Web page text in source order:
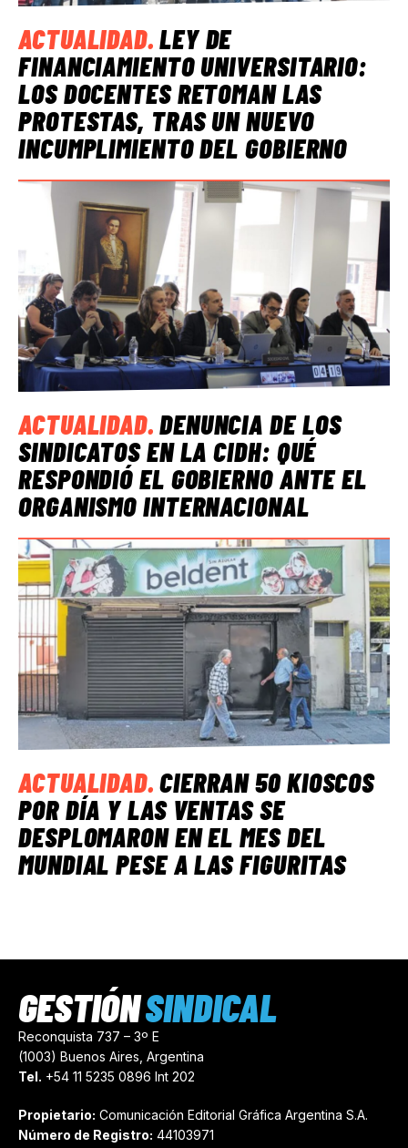
ACTUALIDAD.LEY DE
FINANCIAMIENTO UNIVERSITARIO:
LOS DOCENTES RETOMAN LAS
PROTESTAS, TRAS UN NUEVO
INCUMPLIMIENTO DEL GOBIERNO
ACTUALIDAD.DENUNCIA DE LOS
SINDICATOS EN LA CIDH: QUÉ
RESPONDIÓ EL GOBIERNO ANTE EL
ORGANISMO INTERNACIONAL
ACTUALIDAD.CIERRAN 50 KIOSCOS
POR DÍA Y LAS VENTAS SE
DESPLOMARON EN EL MES DEL
MUNDIAL PESE A LAS FIGURITAS
Reconquista 737 – 3º E
(1003) Buenos Aires, Argentina
Tel. +54 11 5235 0896 Int 202
Propietario: Comunicación Editorial Gráfica Argentina S.A.
Número de Registro: 44103971
GESTIÓNSINDICAL